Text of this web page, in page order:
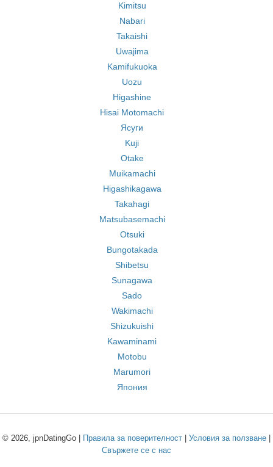
Kimitsu
Nabari
Takaishi
Uwajima
Kamifukuoka
Uozu
Higashine
Hisai Motomachi
Ясуги
Kuji
Otake
Muikamachi
Higashikagawa
Takahagi
Matsubasemachi
Otsuki
Bungotakada
Shibetsu
Sunagawa
Sado
Wakimachi
Shizukuishi
Kawaminami
Motobu
Marumori
Япония
© 2026, jpnDatingGo | Правила за поверителност Условия за ползване
Свържете се с нас